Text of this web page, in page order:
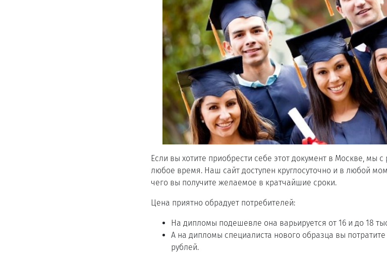
Если вы хотите приобрести себе этот документ в Москве, мы
любое время. Наш сайт доступен круглосуточно и в любой
чего вы получите желаемое в кратчайшие сроки.
Цена приятно обрадует потребителей:
На дипломы подешевле она варьируется от 16 и до 18
А на дипломы специалиста нового образца вы
рублей.